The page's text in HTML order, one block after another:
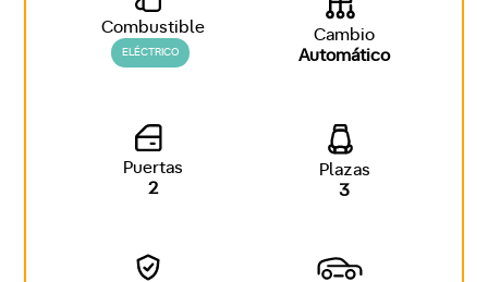
Combustible
ELÉCTRICO
Cambio
Automático
Puertas
2
Plazas
3